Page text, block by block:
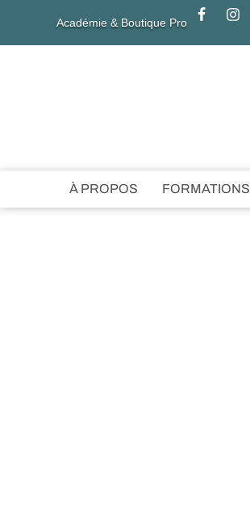
Académie & Boutique Pro
À PROPOS FORMATIONS